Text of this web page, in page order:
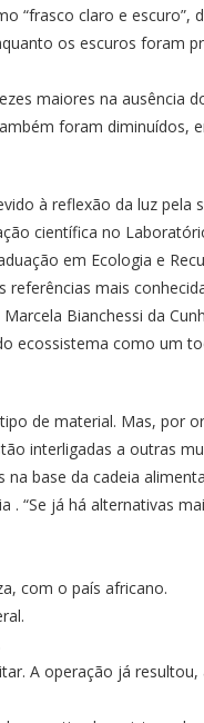
“frasco claro e escuro”,
os escuros foram
maiores na ausência
foram diminuídos,
à reflexão da luz pela
científica no
em Ecologia e
mais
Bianchessi da
ecossistema como um
de material. Mas, por
interligadas a outras
base da cadeia
“Se já há alternativas
com o país africano.
A operação já